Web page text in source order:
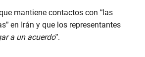
mantiene contactos con “las
en Irán y que los representantes
a un acuerdo”.